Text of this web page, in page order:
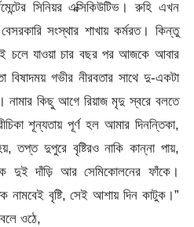
সিনিয়র এক্সিকিউটিভ। রুহি এখন
সংস্থার শাখায় কর্মরত। কিন্তু
চলে যাওয়া চার বছর পর আজকে আবার
বিষাদময় গভীর নীরবতার সাথে দু-একটা
নামার কিছু আগে রিয়াজ মৃদু স্বরে বলতে
শূন্যতায় পূর্ণ হল আমার দিনন্তিকা,
তপ্ত দুপুরে বৃষ্টিরও নাকি কান্না পায়,
দুই দাঁড়ি আর সেমিকোলনের ফাঁকে।
নামবেই বৃষ্টি, সেই আশায় দিন কাটুক।”
ওঠে,